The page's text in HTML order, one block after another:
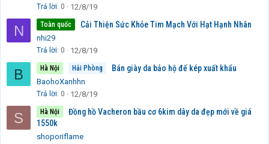
Trả lời 0 12/8/19
N Toàn quốc Cải Thiện Sức Khỏe Tim Mạch Với Hạt Hạnh Nhân
nhi29
Trả lời 0 12/8/19
B Hà Nội Hải Phòng Bán giày da bảo hộ đế kép xuất khẩu
BaohoXanhhn
Trả lời 0 12/8/19
S Hà Nội
Đồng hồ Vacheron bầu cơ 6kim dây da đẹp mới về giá
1550k
shoporiflame